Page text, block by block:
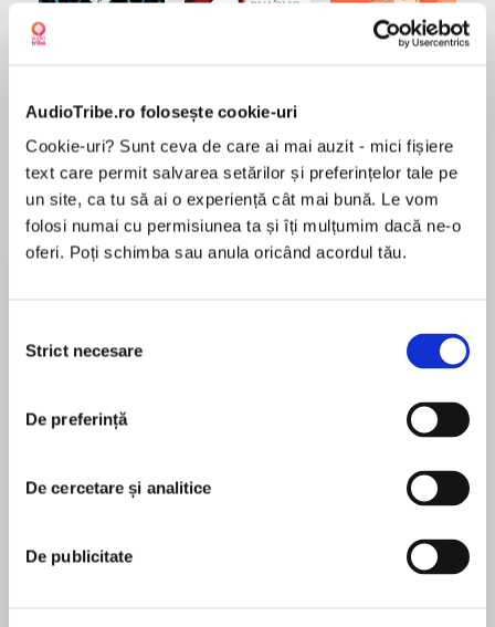
AudioTribe.ro folosește cookie-uri
Cookie-uri? Sunt ceva de care ai mai auzit - mici fișiere
text care permit salvarea setărilor și preferințelor tale pe
un site, ca tu să ai o experiență cât mai bună. Le vom
folosi numai cu permisiunea ta și îți mulțumim dacă ne-o
oferi. Poți schimba sau anula oricând acordul tău.
consimțământului
Strict necesare
De preferință
De cercetare și analitice
De publicitate
de...
Dani Francis
la...
Lauren Weisberger
Desprecarte
There is always a price to pay...
position with his traveling troupe. And gazing
mouth, the implacable resolve on his face, the
soulless emptiness of his black eyes, Tempest
She had always been different, apart from
around her, enveloping her in a sorcerer's spell,
În acest moment nu există recenzii
Christine Feehan
Christine Feehan is a #1 New York Times
bestselling author, with over 90 published novels